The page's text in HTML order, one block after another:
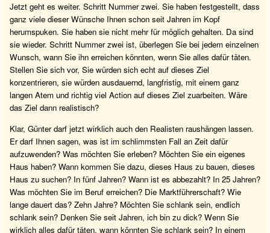
Jetzt geht es weiter. Schritt Nummer zwei. Sie haben festgestellt, dass
ganz viele dieser Wünsche Ihnen schon seit Jahren im Kopf
herumspuken. Sie haben sie nicht mehr für möglich gehalten. Da sind
sie wieder. Schritt Nummer zwei ist, überlegen Sie bei jedem einzelnen
Wunsch, wann Sie ihn erreichen könnten, wenn Sie alles dafür täten.
Stellen Sie sich vor, Sie würden sich echt auf dieses Ziel
konzentrieren, sie würden ausdauernd, langfristig, mit einem ganz
langen Atem und richtig viel Action auf dieses Ziel zuarbeiten. Wäre
das Ziel dann realistisch?
Klar, Günter darf jetzt wirklich auch den Realisten raushängen lassen.
Er darf Ihnen sagen, was ist im schlimmsten Fall an Zeit dafür
aufzuwenden? Was möchten Sie erleben? Möchten Sie ein eigenes
Haus haben? Wann kommen Sie dazu, dieses Haus zu bauen, dieses
Haus zu suchen? In fünf Jahren? Wann ist es abbezahlt? In 25 Jahren?
Was möchten Sie im Beruf erreichen? Die Marktführerschaft? Wie
lange dauert das? Zehn Jahre? Möchten Sie schlank sein, endlich
schlank sein? Denken Sie seit Jahren, ich bin zu dick? Wenn Sie
wirklich alles dafür täten, wann könnten Sie schlank sein? In einem